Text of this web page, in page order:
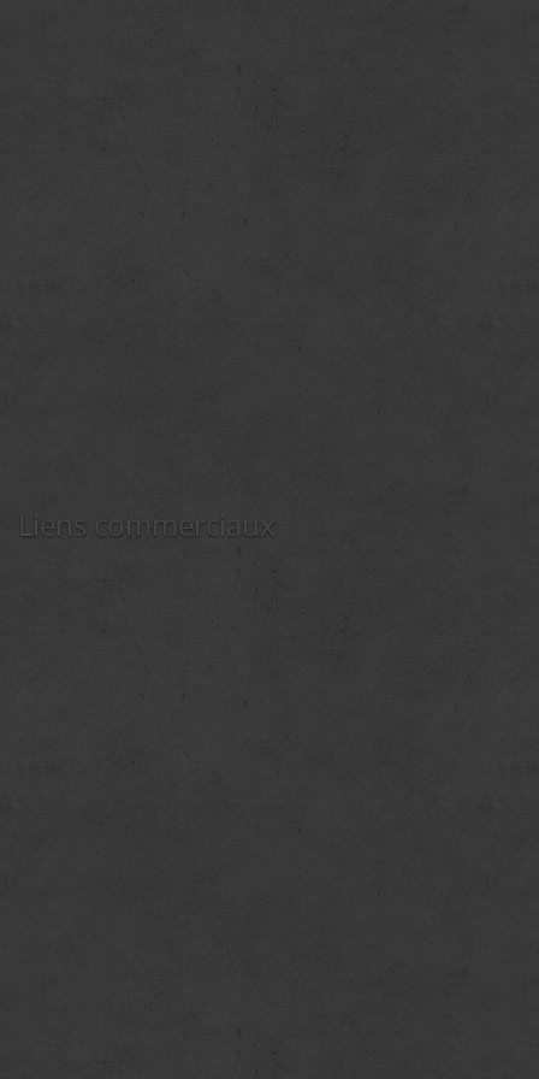
Liens commerciaux